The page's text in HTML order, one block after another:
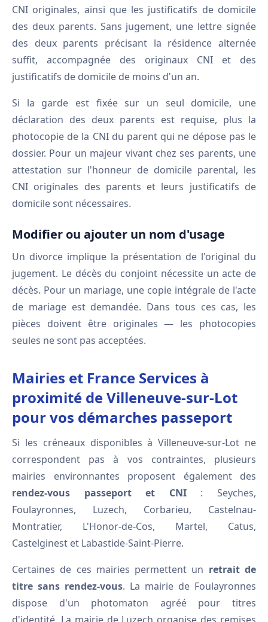
CNI originales, ainsi que les justificatifs de domicile
des deux parents. Sans jugement, une lettre signée
des deux parents précisant la résidence alternée
suffit, accompagnée des originaux CNI et des
justificatifs de domicile de moins d'un an.
Si la garde est fixée sur un seul domicile, une
déclaration des deux parents est requise, plus la
photocopie de la CNI du parent qui ne dépose pas le
dossier. Pour un majeur vivant chez ses parents, une
attestation sur l'honneur de domicile parental, les
CNI originales des parents et leurs justificatifs de
domicile sont nécessaires.
Modifier ou ajouter un nom d'usage
Un divorce implique la présentation de l'original du
jugement. Le décès du conjoint nécessite un acte de
décès. Pour un mariage, une copie intégrale de l'acte
de mariage est demandée. Dans tous ces cas, les
pièces doivent être originales — les photocopies
seules ne sont pas acceptées.
Mairies et France Services à
proximité de Villeneuve-sur-Lot
pour vos démarches passeport
Si les créneaux disponibles à Villeneuve-sur-Lot ne
correspondent pas à vos contraintes, plusieurs
mairies environnantes proposent également des
rendez-vous passeport et CNI: Seyches,
Foulayronnes, Luzech, Corbarieu, Castelnau-
Montratier, L'Honor-de-Cos, Martel, Catus,
Castelginest et Labastide-Saint-Pierre.
Certaines de ces mairies permettent un retrait de
titre sans rendez-vous. La mairie de Foulayronnes
dispose d'un photomaton agréé pour titres